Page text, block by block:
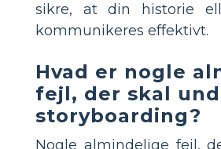
sikre, at din historie
kommunikeres effektivt.
Hvad er nogle
fejl, der skal
storyboarding?
Nogle almindelige fejl,